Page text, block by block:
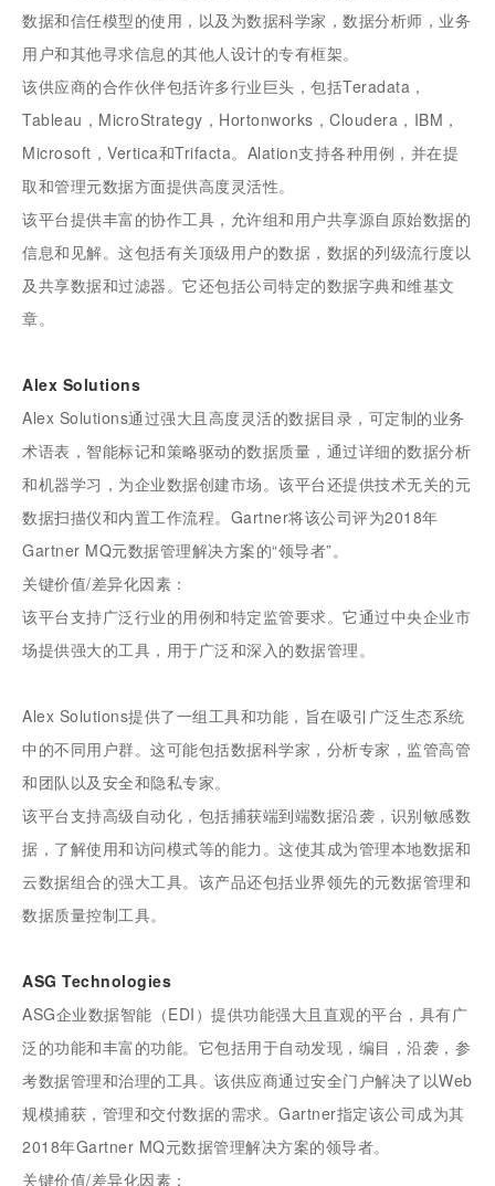
数据和信任模型的使用，以及为数据科学家，数据分析师，业务
用户和其他寻求信息的其他人设计的专有框架。
该供应商的合作伙伴包括许多行业巨头，包括Teradata，
Tableau，MicroStrategy，Hortonworks，Cloudera，IBM，
Microsoft，Vertica和Trifacta。Alation支持各种用例，并在提
取和管理元数据方面提供高度灵活性。
该平台提供丰富的协作工具，允许组和用户共享源自原始数据的
信息和见解。这包括有关顶级用户的数据，数据的列级流行度以
及共享数据和过滤器。它还包括公司特定的数据字典和维基文
章。
Alex Solutions
Alex Solutions通过强大且高度灵活的数据目录，可定制的业务
术语表，智能标记和策略驱动的数据质量，通过详细的数据分析
和机器学习，为企业数据创建市场。该平台还提供技术无关的元
数据扫描仪和内置工作流程。Gartner将该公司评为2018年
Gartner MQ元数据管理解决方案的“领导者”。
关键价值/差异化因素：
该平台支持广泛行业的用例和特定监管要求。它通过中央企业市
场提供强大的工具，用于广泛和深入的数据管理。
Alex Solutions提供了一组工具和功能，旨在吸引广泛生态系统
中的不同用户群。这可能包括数据科学家，分析专家，监管高管
和团队以及安全和隐私专家。
该平台支持高级自动化，包括捕获端到端数据沿袭，识别敏感数
据，了解使用和访问模式等的能力。这使其成为管理本地数据和
云数据组合的强大工具。该产品还包括业界领先的元数据管理和
数据质量控制工具。
ASG Technologies
ASG企业数据智能（EDI）提供功能强大且直观的平台，具有广
泛的功能和丰富的功能。它包括用于自动发现，编目，沿袭，参
考数据管理和治理的工具。该供应商通过安全门户解决了以Web
规模捕获，管理和交付数据的需求。Gartner指定该公司成为其
2018年Gartner MQ元数据管理解决方案的领导者。
关键价值/差异化因素：